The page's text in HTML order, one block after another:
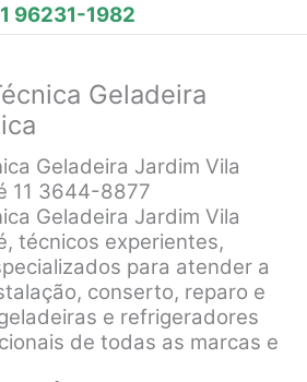
96231-1982
Geladeira
Geladeira Jardim Vila
11 3644-8877
Geladeira Jardim Vila
técnicos experientes,
para atender a
conserto, reparo e
e refrigeradores
de todas as marcas e